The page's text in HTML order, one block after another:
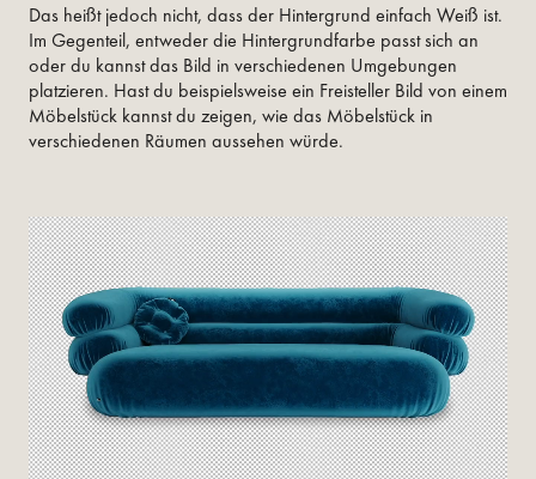
Das heißt jedoch nicht, dass der Hintergrund einfach Weiß ist.
Im Gegenteil, entweder die Hintergrundfarbe passt sich an
oder du kannst das Bild in verschiedenen Umgebungen
platzieren. Hast du beispielsweise ein Freisteller Bild von einem
Möbelstück kannst du zeigen, wie das Möbelstück in
verschiedenen Räumen aussehen würde.